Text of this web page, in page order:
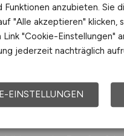
deine
ist ein
und unter welchen
konkurrieren
Diese
lohnend.
Funktionen anzubieten. Sie
"Alle akzeptieren" klicken,
"Cookie-Einstellungen"
jederzeit nachträglich
EINSTELLUNGEN